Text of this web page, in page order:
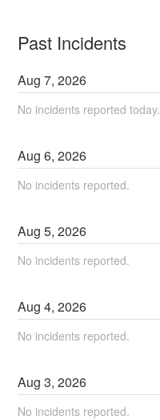
Past Incidents
Aug7,2026
No incidents reported today.
Aug6,2026
No incidents reported.
Aug5,2026
No incidents reported.
Aug4,2026
No incidents reported.
Aug3,2026
No incidents reported.